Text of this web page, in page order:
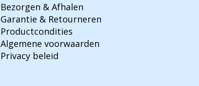
Bezorgen & Afhalen
Garantie & Retourneren
Productcondities
Algemene voorwaarden
Privacy beleid